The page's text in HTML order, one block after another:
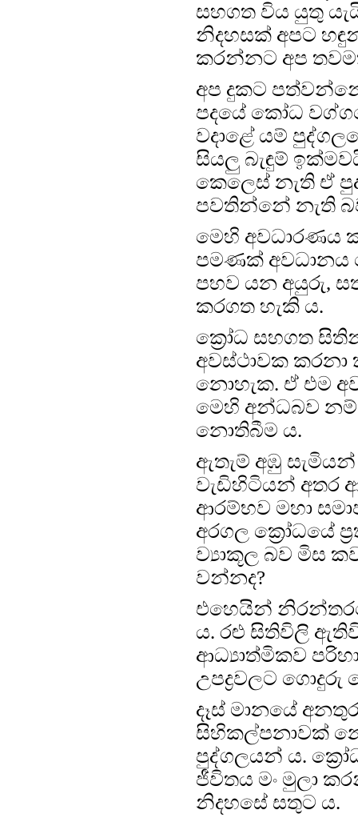
සහගත විය යුතු
නිදහසක් අපට
කරන්නට අප
අප දුකට
පදයේ කෝධ
වදාළේ යම්
සියලු බැඳුම්
කෙලෙස් නැති ඒ
පවතින්නේ නැති
මෙහි අවධාරණය
පමණක් අවධානය
පහව යන අයුරු,
කරගත හැකි ය.
ක්‍රෝධ සහගත
අවස්ථාවක
නොහැක. ඒ එම
මෙහි අන්ධබව නම්
නොතිබීම ය.
ඇතැම් අඹු
වැඩිහිටියන් අතර
ආරම්භව මහා
අරගල ක්‍රෝධයේ
ව්‍යාකූල බව මිස
වන්නද?
එහෙයින්
ය. රළු සිතිවිලි
ආධ්‍යාත්මිකව
උපද්‍රවලට ගොදුරු
දෑස් මානයේ
සිහිකල්පනාවක්
පුද්ගලයන් ය.
ජීවිතය මං මුලා
නිදහසේ සතුට ය.